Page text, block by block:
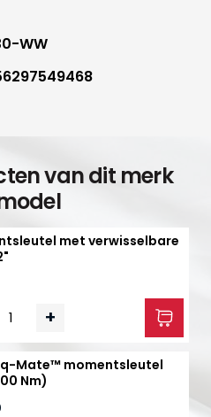
WW
van dit merk
met verwisselbare
+
Mate™ momentsleutel
Nm)